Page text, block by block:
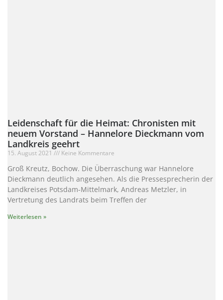
Leidenschaft für die Heimat: Chronisten mit
neuem Vorstand – Hannelore Dieckmann vom
Landkreis geehrt
15. August 2021 Keine Kommentare
Groß Kreutz, Bochow. Die Überraschung war Hannelore
Dieckmann deutlich angesehen. Als die Pressesprecherin der
Landkreises Potsdam-Mittelmark, Andreas Metzler, in
Vertretung des Landrats beim Treffen der
Weiterlesen »